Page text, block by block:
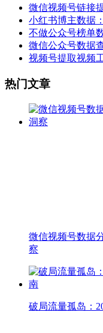
微信视频号链接
小红书博主数据
不做公众号榜单
微信公众号数据
视频号提取视频
热门文章
微信视频号数据
察
破局流量孤岛：